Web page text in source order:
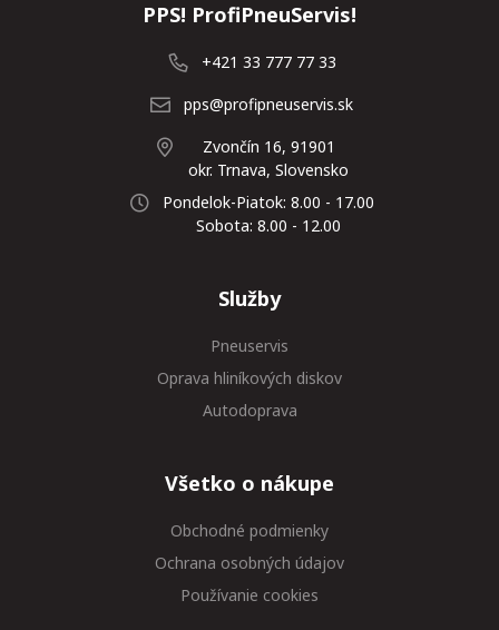
PPS! ProfiPneuServis!
+421 33 777 77 33
pps@profipneuservis.sk
Zvončín 16, 91901
okr. Trnava, Slovensko
Pondelok-Piatok: 8.00 - 17.00
Sobota: 8.00 - 12.00
Služby
Pneuservis
Oprava hliníkových diskov
Autodoprava
Všetko o nákupe
Obchodné podmienky
Ochrana osobných údajov
Používanie cookies